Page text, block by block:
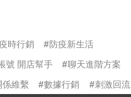
時行銷
防疫新生活
號 開店幫手
聊天進階方案
維繫
數據行銷 刺激回流